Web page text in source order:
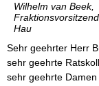
Wilhelm van Beek,
Hau
Sehr geehrter Herr
sehr geehrte
sehr geehrte